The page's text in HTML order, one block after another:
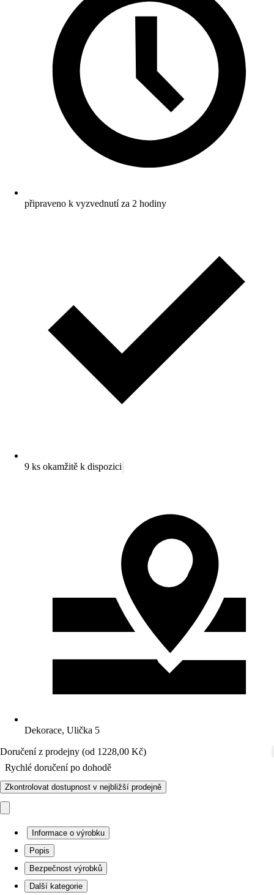
připraveno k vyzvednutí za 2 hodiny
9 ks okamžitě k dispozici
Dekorace, Ulička 5
Doručení z prodejny (od 1228,00 Kč)
Rychlé doručení po dohodě
Zkontrolovat dostupnost v nejbližší prodejně
Informace o výrobku
Popis
Bezpečnost výrobků
Další kategorie